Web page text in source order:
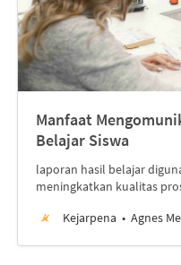
Manfaat
Belajar Siswa
laporan hasil belajar
meningkatkan kualitas
Kejarpena
Agnes